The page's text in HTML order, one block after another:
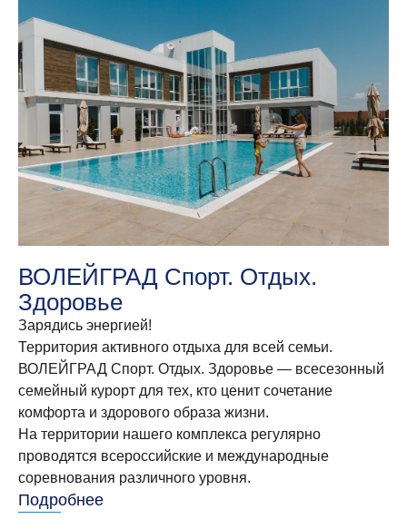
ВОЛЕЙГРАД Спорт. Отдых.
Здоровье
Зарядись энергией!
Территория активного отдыха для всей семьи.
ВОЛЕЙГРАД Спорт. Отдых. Здоровье — всесезонный
семейный курорт для тех, кто ценит сочетание
комфорта и здорового образа жизни.
На территории нашего комплекса регулярно
проводятся всероссийские и международные
соревнования различного уровня.
Подробнее